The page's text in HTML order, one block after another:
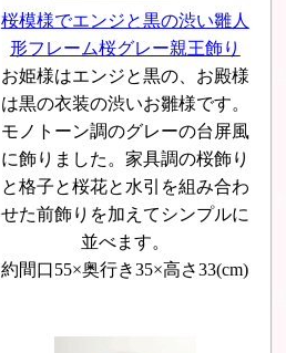
桜模様でエンジと黒の渋い雛人
形フレーム桜グレー親王飾り
お姫様はエンジと黒の、お殿様
は黒の衣装の渋いお雛様です。
モノトーン調のグレーの台屏風
に飾りました。家具調の桜飾り
と格子と桜花と水引を組み合わ
せた前飾りを加えてシンプルに
並べます。
約間口55×奥行き35×高さ33(cm)